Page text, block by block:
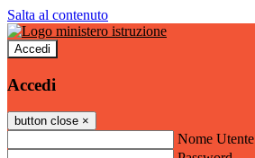
Salta al contenuto
Accedi
Accedi
button close ×
Nome Utente